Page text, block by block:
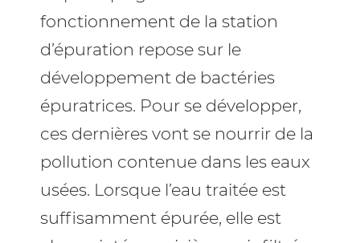
fonctionnement de la station
d’épuration repose sur le
développement de bactéries
épuratrices. Pour se développer,
ces dernières vont se nourrir de la
pollution contenue dans les eaux
usées. Lorsque l’eau traitée est
suffisamment épurée, elle est